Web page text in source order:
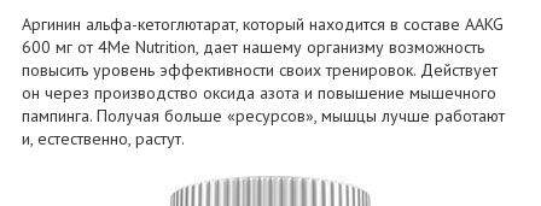
Аргинин альфа-кетоглютарат, который находится в составе AAKG
600 мг от 4Me Nutrition, дает нашему организму возможность
повысить уровень эффективности своих тренировок. Действует
он через производство оксида азота и повышение мышечного
пампинга. Получая больше «ресурсов», мышцы лучше работают
и, естественно, растут.